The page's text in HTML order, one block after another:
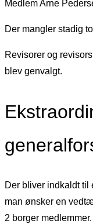
Medlem Arne
Der mangler stadig
Revisorer og
blev genvalgt.
Der bliver indkaldt
man ønsker en
2 borger